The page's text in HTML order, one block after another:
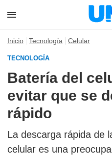
Inicio Tecnología Celular
TECNOLOGÍA
Batería del
evitar que se
rápido
La descarga rápida de
celular es una